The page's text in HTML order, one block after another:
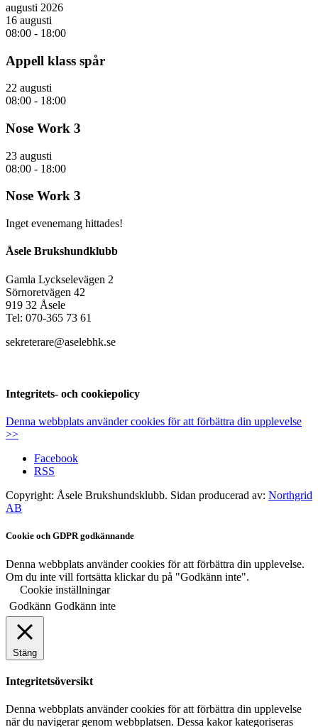
augusti 2026
16 augusti
08:00 - 18:00
Appell klass spår
22 augusti
08:00 - 18:00
Nose Work 3
23 augusti
08:00 - 18:00
Nose Work 3
Inget evenemang hittades!
Åsele Brukshundklubb
Gamla Lyckselevägen 2
Sörnoretvägen 42
919 32 Åsele
Tel: 070-365 73 61
sekreterare@aselebhk.se
Integritets- och cookiepolicy
Denna webbplats använder cookies för att förbättra din upplevelse
>>
Facebook
RSS
Copyright: Åsele Brukshundsklubb. Sidan producerad av: Northgrid
AB
Cookie och GDPR godkännande
Denna webbplats använder cookies för att förbättra din upplevelse.
Om du inte vill fortsätta klickar du på "Godkänn inte".
Cookie inställningar
Godkänn Godkänn inte
Stäng
Integritetsöversikt
Denna webbplats använder cookies för att förbättra din upplevelse
när du navigerar genom webbplatsen. Dessa kakor kategoriseras